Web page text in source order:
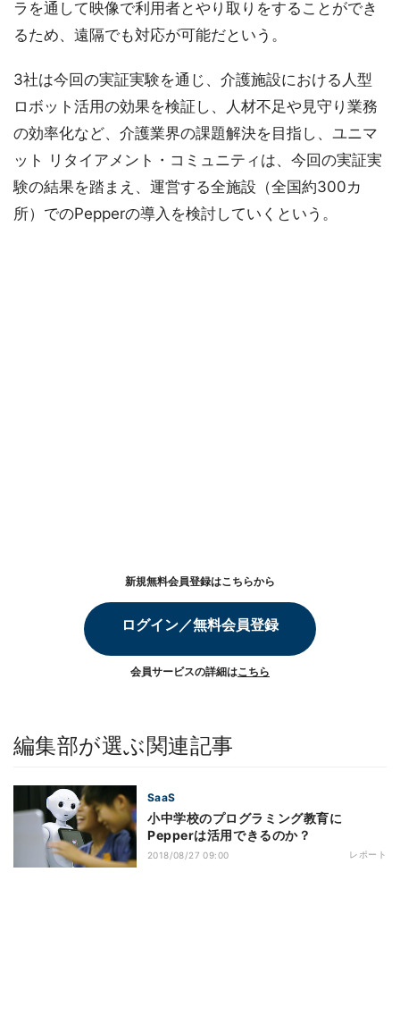
ラを通して映像で利用者とやり取りをすることができ
るため、遠隔でも対応が可能だという。
3社は今回の実証実験を通じ、介護施設における人型
ロボット活用の効果を検証し、人材不足や見守り業務
の効率化など、介護業界の課題解決を目指し、ユニマ
ット リタイアメント・コミュニティは、今回の実証実
験の結果を踏まえ、運営する全施設（全国約300カ
所）でのPepperの導入を検討していくという。
新規無料会員登録はこちらから
ログイン／無料会員登録
会員サービスの詳細はこちら
編集部が選ぶ関連記事
SaaS
小中学校のプログラミング教育に
Pepperは活用できるのか？
2018/08/27 09:00 レポート